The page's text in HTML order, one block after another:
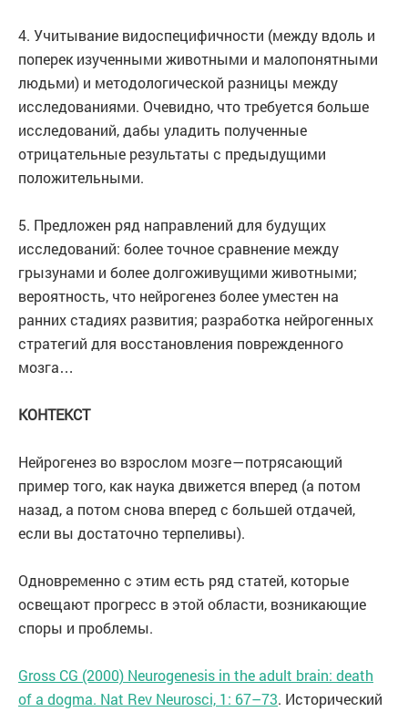
4. Учитывание видоспецифичности (между вдоль и
поперек изученными животными и малопонятными
людьми) и методологической разницы между
исследованиями. Очевидно, что требуется больше
исследований, дабы уладить полученные
отрицательные результаты с предыдущими
положительными.
5. Предложен ряд направлений для будущих
исследований: более точное сравнение между
грызунами и более долгоживущими животными;
вероятность, что нейрогенез более уместен на
ранних стадиях развития; разработка нейрогенных
стратегий для восстановления поврежденного
мозга…
КОНТЕКСТ
Нейрогенез во взрослом мозге — потрясающий
пример того, как наука движется вперед (а потом
назад, а потом снова вперед с большей отдачей,
если вы достаточно терпеливы).
Одновременно с этим есть ряд статей, которые
освещают прогресс в этой области, возникающие
споры и проблемы.
Gross CG (2000) Neurogenesis in the adult brain: death
of a dogma. Nat Rev Neurosci, 1: 67–73. Исторический